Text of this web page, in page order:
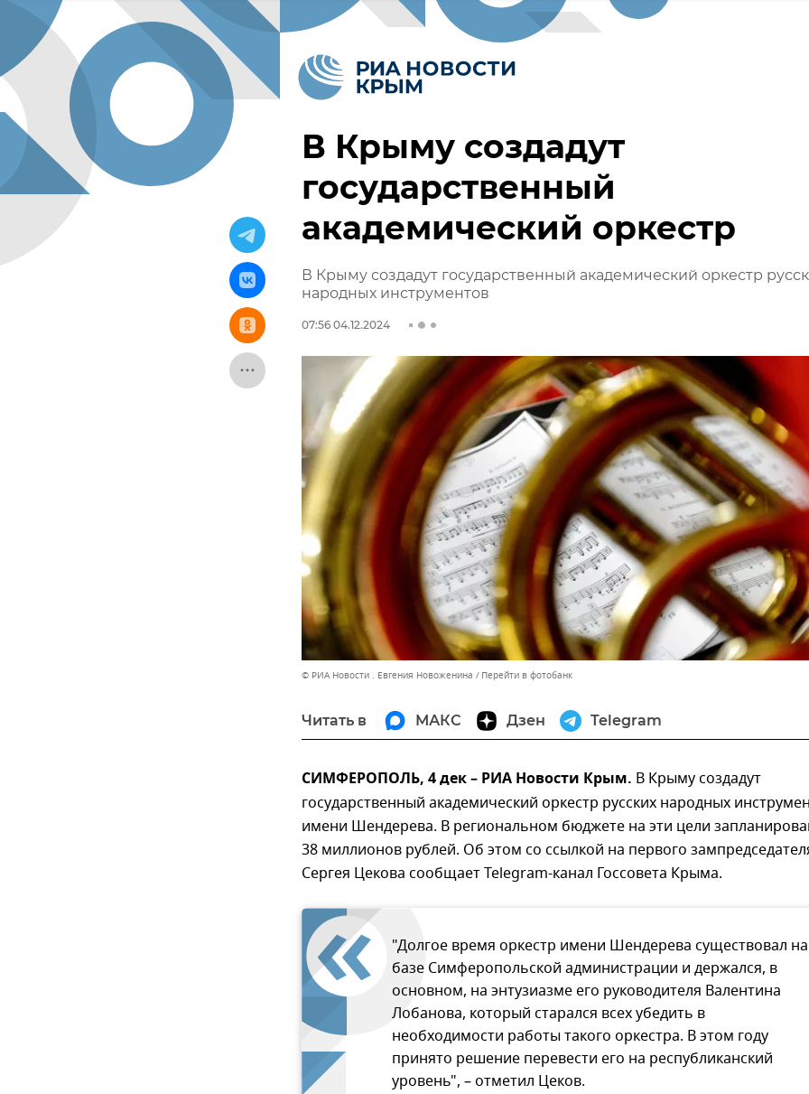
В Крыму создадут
государственный
академический оркестр
В Крыму создадут государственный академический оркестр
народных инструментов
07:56 04.12.2024
© РИА Новости . Евгения Новоженина Перейти в фотобанк
Читать в МАКС Дзен Telegram
СИМФЕРОПОЛЬ, 4 дек – РИА Новости Крым. В Крыму создадут
государственный академический оркестр русских народных
имени Шендерева. В региональном бюджете на эти цели
38 миллионов рублей. Об этом со ссылкой на первого
Сергея Цекова сообщает Telegram-канал Госсовета Крыма.
"Долгое время оркестр имени Шендерева существовал на
базе Симферопольской администрации и держался, в
основном, на энтузиазме его руководителя Валентина
Лобанова, который старался всех убедить в
необходимости работы такого оркестра. В этом году
принято решение перевести его на республиканский
уровень", – отметил Цеков.